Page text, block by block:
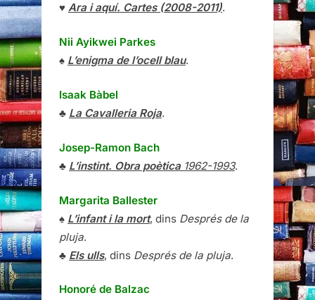
♥ Ara i aquí. Cartes (2008-2011).
Nii Ayikwei Parkes
♠ L’enigma de l’ocell blau.
Isaak Bàbel
♣ La Cavalleria Roja.
Josep-Ramon Bach
♣ L’instint. Obra poètica1962-1993.
Margarita Ballester
♠ L’infant i la mort, dins Després de la
pluja.
♣ Els ulls, dins Després de la pluja.
Honoré de Balzac